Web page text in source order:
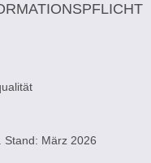
Stand: März 2026